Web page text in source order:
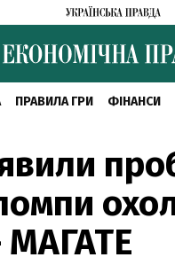
ПРАВИЛА ГРИ ФІНАНСИ
МАГАТЕ